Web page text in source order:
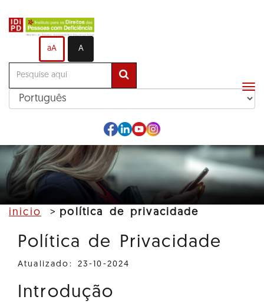
para
principal
aA A
inicio política de privacidade
Política de Privacidade
Atualizado: 23-10-2024
Introdução